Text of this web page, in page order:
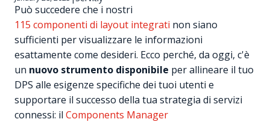
Può succedere che i nostri
115 componenti di layout integrati non siano
sufficienti per visualizzare le informazioni
esattamente come desideri. Ecco perché, da oggi, c'è
un nuovo strumento disponibile per allineare il tuo
DPS alle esigenze specifiche dei tuoi utenti e
supportare il successo della tua strategia di servizi
connessi: il Components Manager